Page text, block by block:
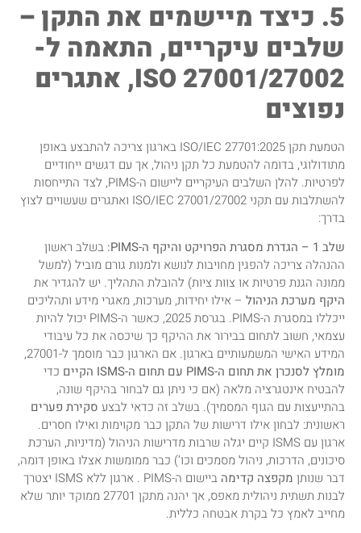
5. כיצד מיישמים את התקן –
שלבים עיקריים, התאמה ל-
ISO 27001/27002, אתגרים
נפוצים
הטמעת תקן ISO/IEC 27701:2025 בארגון צריכה להתבצע באופן
מתודולוגי, בדומה להטמעת כל תקן ניהול, אך עם דגשים ייחודיים
לפרטיות. להלן השלבים העיקריים ליישום ה-PIMS, לצד התייחסות
להשתלבות עם תקני ISO/IEC 27001/27002 ואתגרים שעשויים לצוץ
בדרך:
שלב 1 – הגדרת מסגרת הפרויקט והיקף ה-PIMS:
בשלב ראשון
ההנהלה צריכה להפגין מחויבות לנושא ולמנות גורם מוביל (למשל
ממונה הגנת פרטיות או צוות ציות) להובלת התהליך. יש להגדיר את
היקף מערכת הניהול – אילו יחידות, מערכות, מאגרי מידע ותהליכים
ייכללו במסגרת ה-PIMS. בגרסת 2025, כאשר ה-PIMS יכול להיות
עצמאי, חשוב לתחום בבירור את ההיקף כך שיכסה את כל עיבודי
המידע האישי המשמעותיים בארגון. אם הארגון כבר מוסמך ל-27001,
מומלץ לסנכרן את תחום ה-PIMS עם תחום ה-ISMS הקיים
כדי
להבטיח אינטגרציה מלאה (אם כי ניתן גם לבחור בהיקף שונה,
בהתייעצות עם הגוף המסמיך). בשלב זה כדאי לבצע סקירת פערים
ראשונית: לבחון אילו דרישות של התקן כבר מקוימות ואילו חסרים.
ארגון עם ISMS קיים יגלה שרבות מדרישות הניהול (מדיניות, הערכת
סיכונים, הדרכות, ניהול מסמכים וכו’) כבר ממומשות אצלו באופן דומה,
דבר שנותן מקפצה קדימה
ביישום ה-PIMS . ארגון ללא ISMS יצטרך
לבנות תשתית ניהולית מאפס, אך יהנה מתקן 27701 ממוקד יותר שלא
מחייב לאמץ כל בקרת אבטחה כללית.